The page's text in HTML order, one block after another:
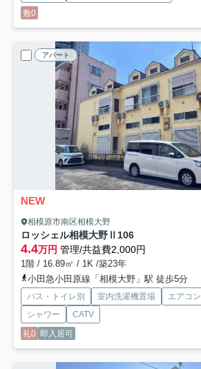
敷0
アパート
NEW
相模原市南区相模大野
ロッシェル相模大野Ⅱ 106
4.4万円 管理/共益費2,000円
1階 / 16.89㎡ / 1K /築23年
小田急小田原線「相模大野」駅 徒歩5分
バス・トイレ別 室内洗濯機置場 エアコン
シャワー
CATV
礼0 即入居可